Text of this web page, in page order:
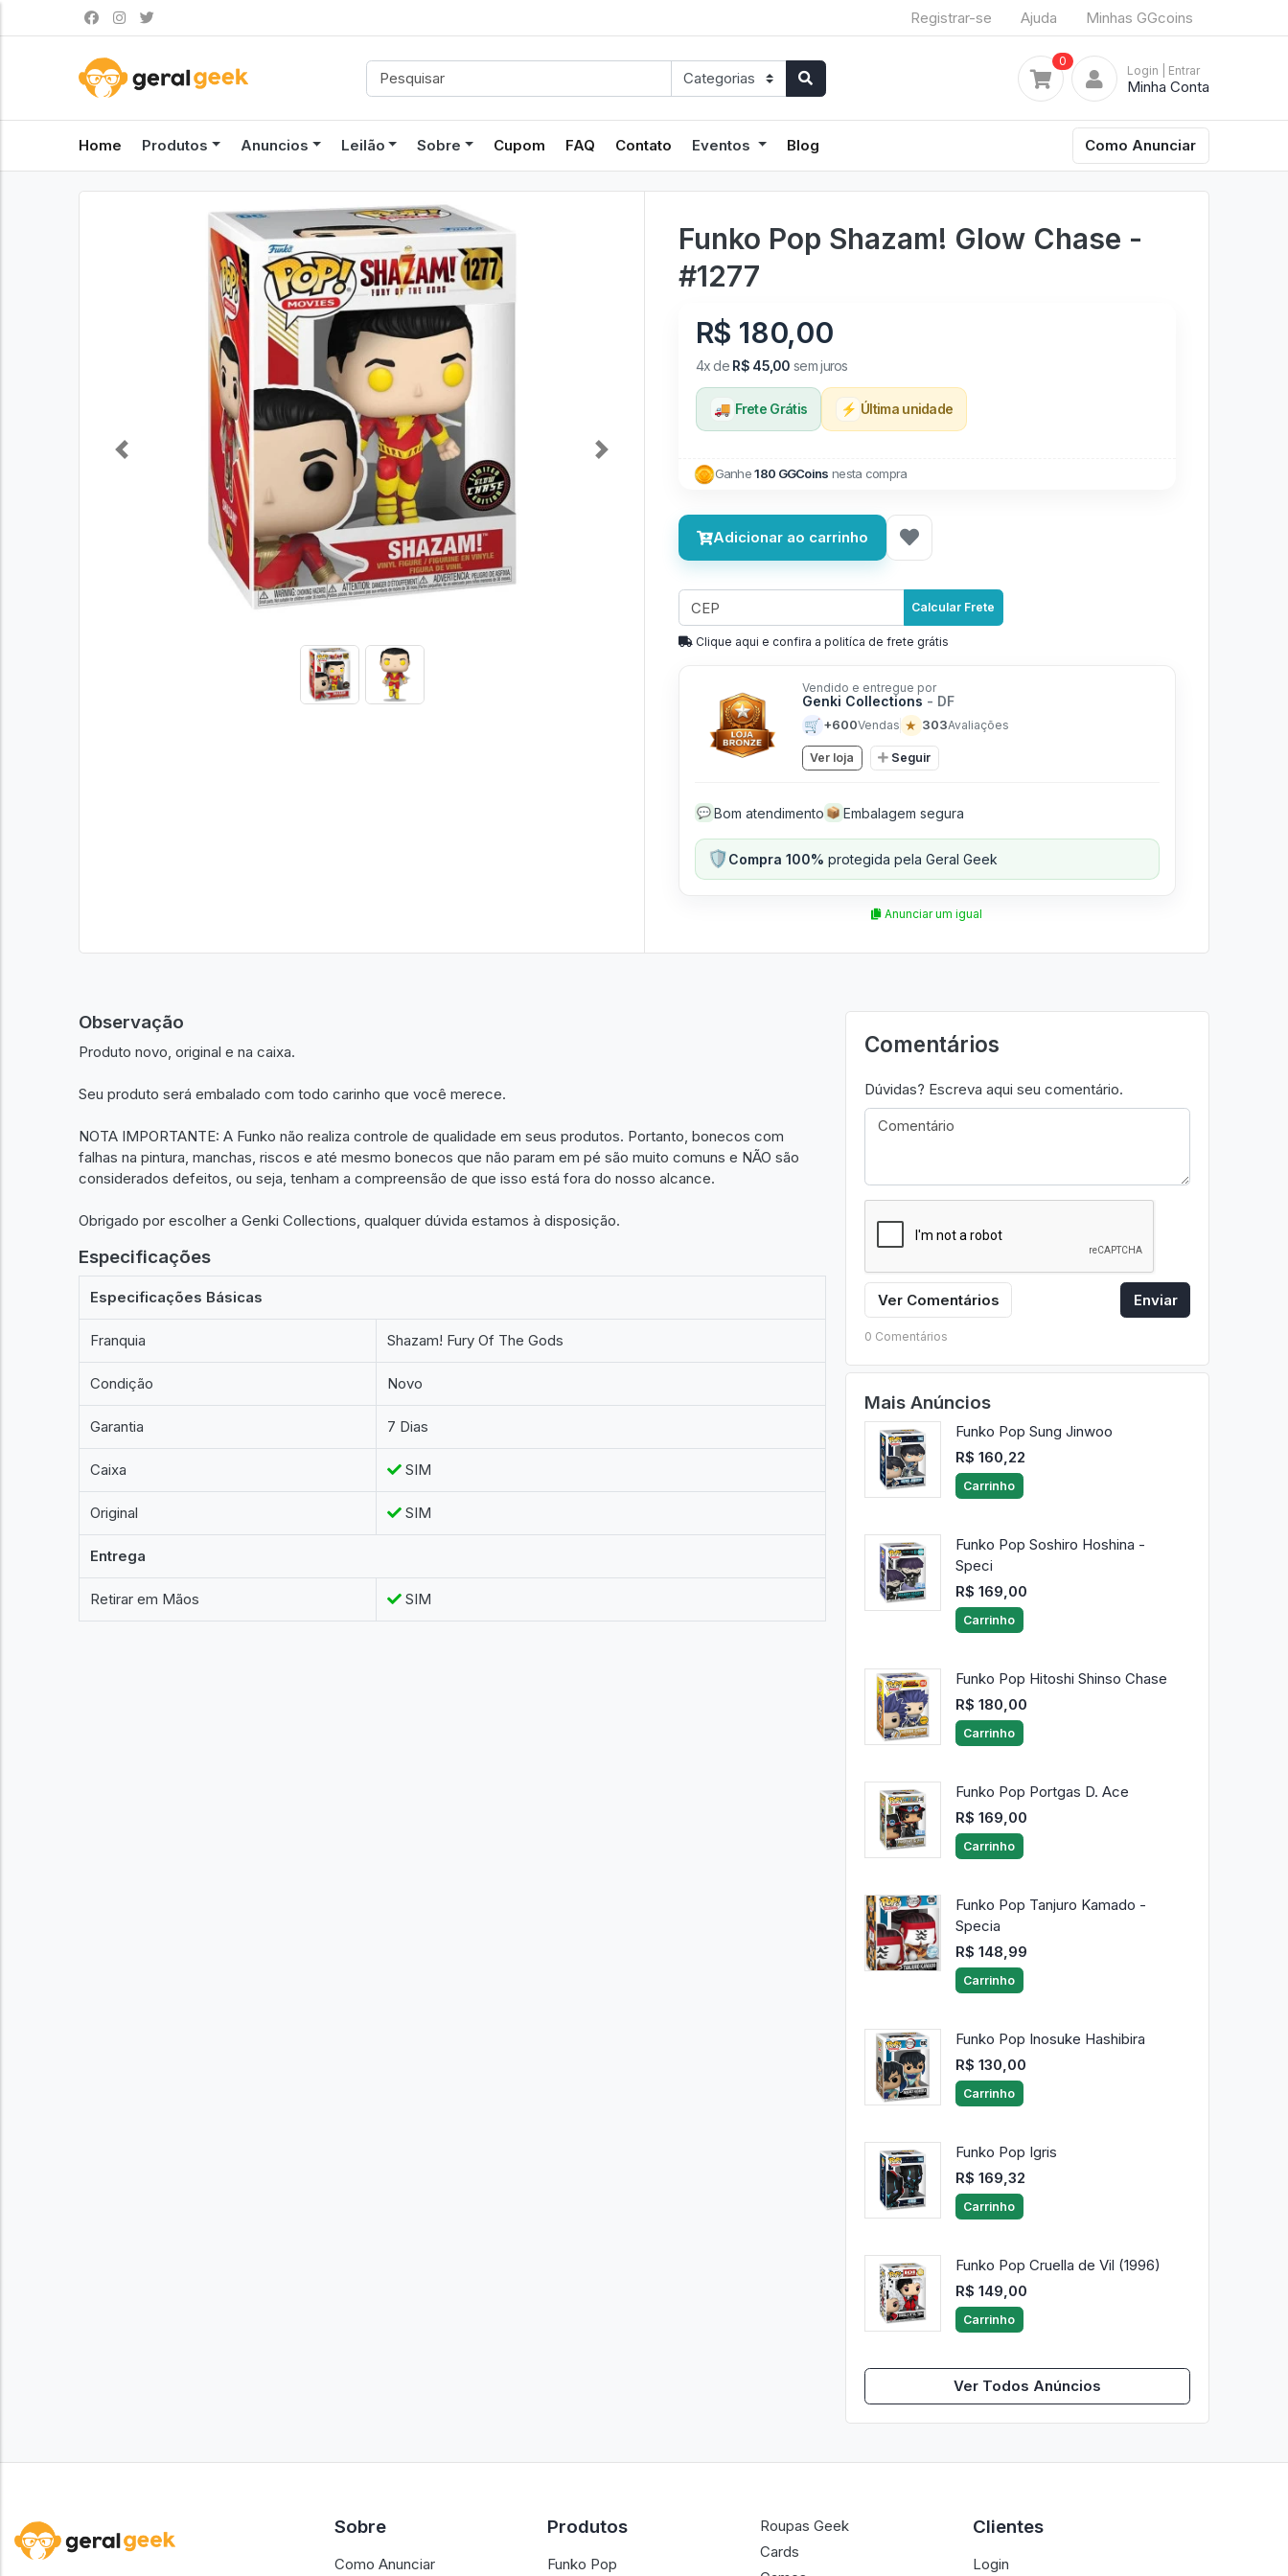
Registrar-se Ajuda Minhas GGcoins
0
Login | Entrar
Minha Conta
Home Produtos Anuncios Leilão Sobre Cupom FAQ Contato Eventos Blog Como Anunciar
Previous Next
Funko Pop Shazam! Glow Chase -
#1277
R$ 180,00
4x de R$ 45,00 sem juros
🚚 Frete Grátis ⚡ Última unidade
Ganhe180 GGCoins nesta compra
Adicionar ao carrinho
Calcular Frete
Clique aqui e confira a politíca de frete grátis
Vendido e entregue por
Genki Collections - DF
🛒 +600Vendas ★ 303Avaliações
Ver loja Seguir
💬 Bom atendimento 📦 Embalagem segura
🛡️Compra 100% protegida pela Geral Geek
Anunciar um igual
Observação
Produto novo, original e na caixa.
Seu produto será embalado com todo carinho que você merece.
NOTA IMPORTANTE: A Funko não realiza controle de qualidade em seus produtos. Portanto, bonecos com
falhas na pintura, manchas, riscos e até mesmo bonecos que não param em pé são muito comuns e NÃO são
considerados defeitos, ou seja, tenham a compreensão de que isso está fora do nosso alcance.
Obrigado por escolher a Genki Collections, qualquer dúvida estamos à disposição.
Especificações
Especificações Básicas
Franquia Shazam! Fury Of The Gods
Condição Novo
Garantia 7 Dias
Caixa SIM
Original SIM
Entrega
Retirar em Mãos SIM
Comentários
Dúvidas? Escreva aqui seu comentário.
Ver Comentários Enviar
0 Comentários
Mais Anúncios
Funko Pop Sung Jinwoo
R$ 160,22
Carrinho
Funko Pop Soshiro Hoshina -
Speci
R$ 169,00
Carrinho
Funko Pop Hitoshi Shinso Chase
R$ 180,00
Carrinho
Funko Pop Portgas D. Ace
R$ 169,00
Carrinho
Funko Pop Tanjuro Kamado -
Specia
R$ 148,99
Carrinho
Funko Pop Inosuke Hashibira
R$ 130,00
Carrinho
Funko Pop Igris
R$ 169,32
Carrinho
Funko Pop Cruella de Vil (1996)
R$ 149,00
Carrinho
Ver Todos Anúncios
Sobre
Como Anunciar
Produtos
Funko Pop
Roupas Geek
Cards
Clientes
Login